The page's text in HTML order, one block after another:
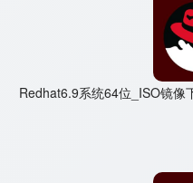
Redhat6.9系统64位_ISO镜像